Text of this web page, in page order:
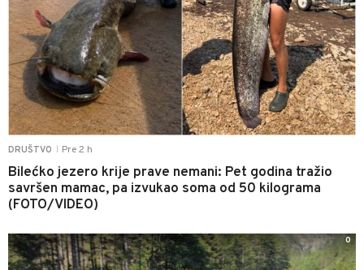
DRUŠTVO Pre 2 h
Bilećko jezero krije prave nemani: Pet godina tražio
savršen mamac, pa izvukao soma od 50 kilograma
(FOTO/VIDEO)
0